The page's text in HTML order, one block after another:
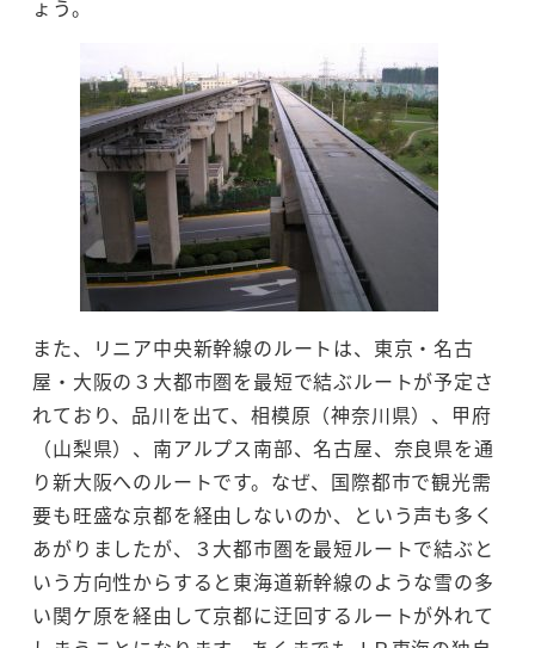
ょう。
また、リニア中央新幹線のルートは、東京・名古
屋・大阪の３大都市圏を最短で結ぶルートが予定さ
れており、品川を出て、相模原（神奈川県）、甲府
（山梨県）、南アルプス南部、名古屋、奈良県を通
り新大阪へのルートです。なぜ、国際都市で観光需
要も旺盛な京都を経由しないのか、という声も多く
あがりましたが、３大都市圏を最短ルートで結ぶと
いう方向性からすると東海道新幹線のような雪の多
い関ケ原を経由して京都に迂回するルートが外れて